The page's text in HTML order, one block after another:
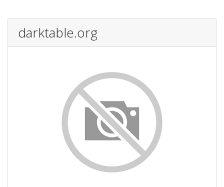
darktable.org